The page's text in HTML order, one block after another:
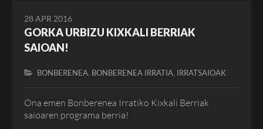
28 APR 2016
GORKA URBIZU KIXKALI BERRIAK
SAIOAN!
BONBERENEA, BONBERENEA IRRATIA, IRRATSAIOAK
Ona emen Bonberenea Irratiko Kixkali Berriak
saioaren programa berria!